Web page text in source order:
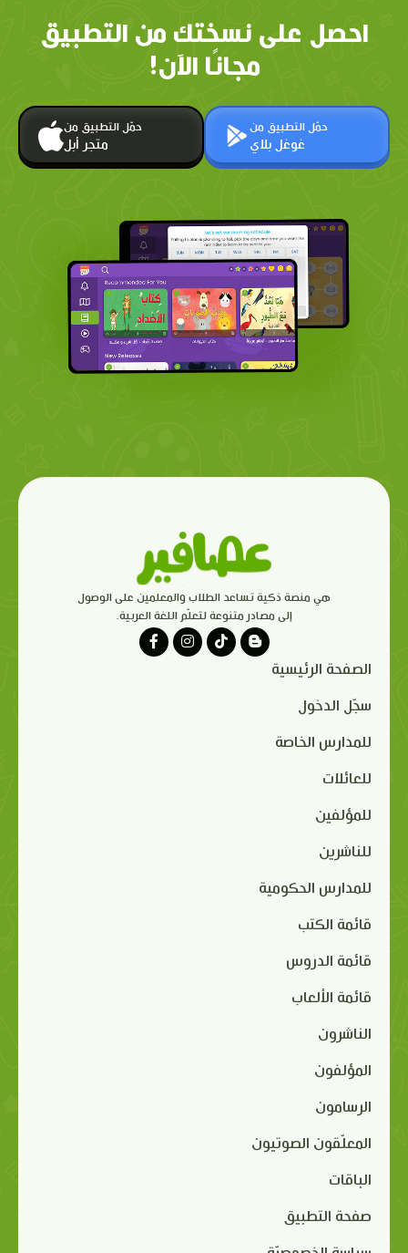
احصل على نسختك من التطبيق
مجانًا الآن!
حمّل التطبيق من
متجر أبل
حمّل التطبيق من
غوغل بلاي
هي منصة ذكية تساعد الطلاب والمعلمين على الوصول
إلى مصادر متنوعة لتعلّم اللغة العربية.
الصفحة الرئيسية
سجّل الدخول
للمدارس الخاصة
للعائلات
للمؤلفين
للناشرين
للمدارس الحكومية
قائمة الكتب
قائمة الدروس
قائمة الألعاب
الناشرون
المؤلفون
الرسامون
المعلّقون الصوتيون
الباقات
صفحة التطبيق